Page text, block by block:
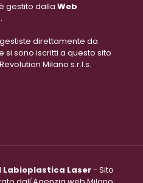
gestito dalla Web
.
direttamente da
si sono iscritti a questo sito
Milano s.r.l.s.
Labioplastica Laser- Sito